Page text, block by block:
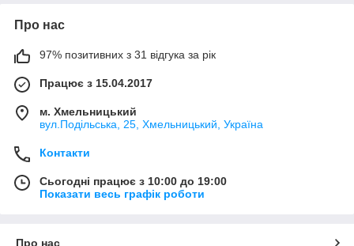
Про нас
97% позитивних з 31 відгука за рік
Працює з 15.04.2017
м. Хмельницький
вул.Подільська, 25, Хмельницький, Україна
Контакти
Сьогодні працює з 10:00 до 19:00
Показати весь графік роботи
Про нас